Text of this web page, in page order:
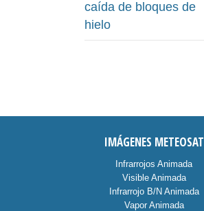
caída de bloques de
hielo
IMÁGENES METEOSAT
Infrarrojos Animada
Visible Animada
Infrarrojo B/N Animada
Vapor Animada